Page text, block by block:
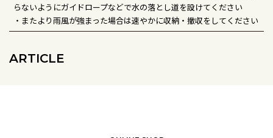
らないようにガイドロープなどで水の落とし道を設けてください
・またより雨風が強まった場合は速やかに収納・撤収をしてください
ARTICLE